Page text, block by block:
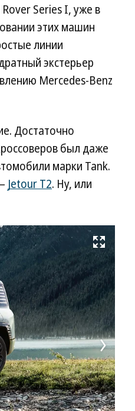
Series I, уже в
этих машин
линии
экстерьер
Mercedes-Benz
Достаточно
был даже
марки Tank.
Jetour T2. Ну, или
Развернуть на весь экран